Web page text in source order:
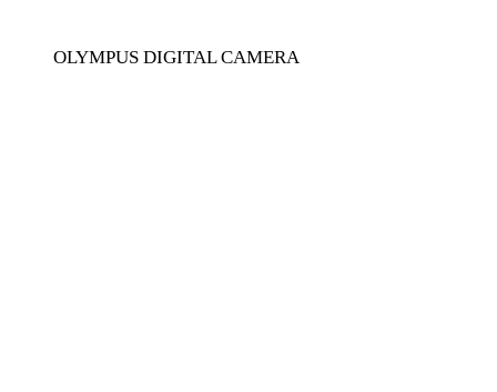
OLYMPUS DIGITAL CAMERA